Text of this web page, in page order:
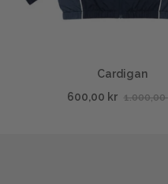
Cardigan
600,00 kr 1.000,00